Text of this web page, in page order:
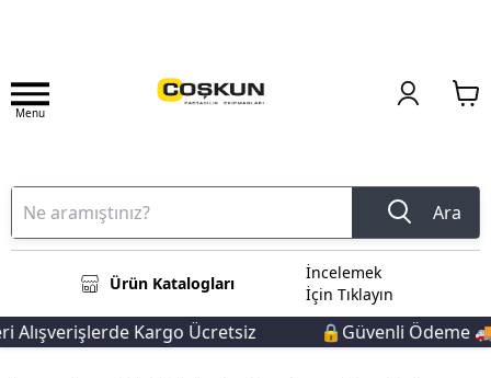
Menu
Ara
Ürün Katalogları
İncelemek
İçin Tıklayın
Kargo Ücretsiz 🔒Güvenli Ödeme